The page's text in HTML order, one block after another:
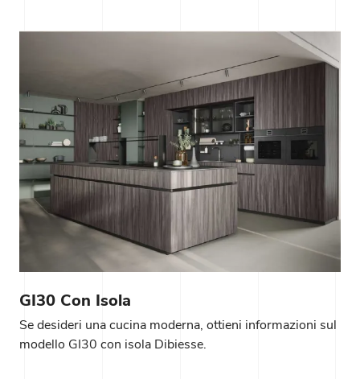
GI30 Con Isola
Se desideri una cucina moderna, ottieni informazioni sul
modello GI30 con isola Dibiesse.